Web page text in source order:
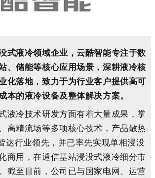
式液冷领域企业，云酷智能专注于数
、储能等核心应用场景，深耕液冷核
化落地，致力于为行业客户提供高可
本的液冷设备及整体解决方案。
液冷技术研发方面有着大量成果，掌
高精流场等多项核心技术，产品散热
达行业领先，并已率先实现单相浸没
商用，在通信基站浸没式液冷细分市
截至目前，公司已与国家电网、运营